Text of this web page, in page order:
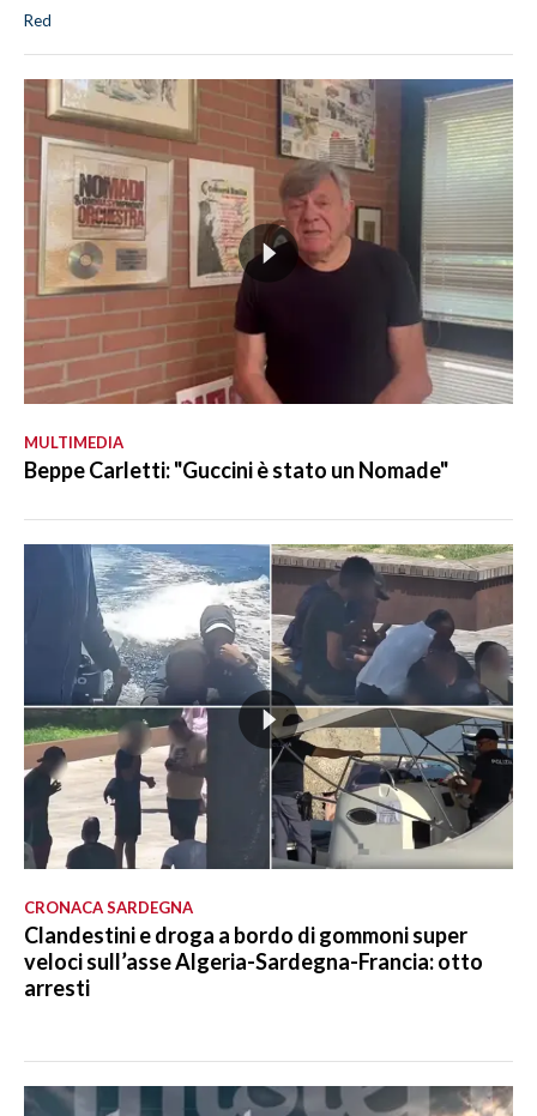
Red
MULTIMEDIA
Beppe Carletti: "Guccini è stato un Nomade"
CRONACA SARDEGNA
Clandestini e droga a bordo di gommoni super
veloci sull’asse Algeria-Sardegna-Francia: otto
arresti